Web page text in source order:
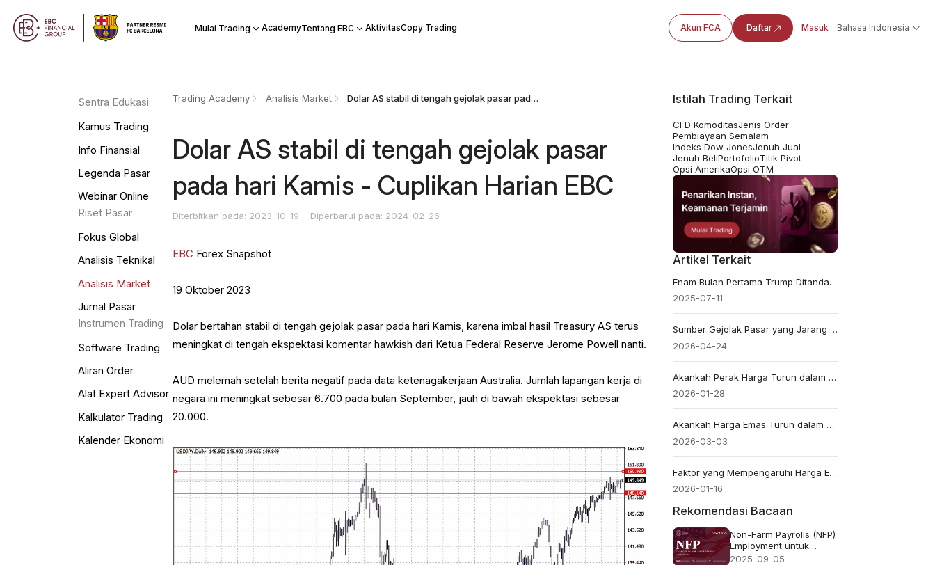
Mulai Trading AcademyTentang EBC AktivitasCopy Trading Akun FCA Daftar Masuk Bahasa Indonesia
Sentra Edukasi
Kamus Trading
Info Finansial
Legenda Pasar
Webinar Online
Riset Pasar
Fokus Global
Analisis Teknikal
Analisis Market
Jurnal Pasar
Instrumen Trading
Software Trading
Aliran Order
Alat Expert Advisor
Kalkulator Trading
Kalender Ekonomi
Trading Academy Analisis Market Dolar AS stabil di tengah gejolak pasar pada hari Kamis - Cuplikan Harian EBC
Dolar AS stabil di tengah gejolak pasar
pada hari Kamis - Cuplikan Harian EBC
Diterbitkan pada: 2023-10-19 Diperbarui pada: 2024-02-26
EBC Forex Snapshot
19 Oktober 2023
Dolar bertahan stabil di tengah gejolak pasar pada hari Kamis, karena imbal hasil Treasury AS terus
meningkat di tengah ekspektasi komentar hawkish dari Ketua Federal Reserve Jerome Powell nanti.
AUD melemah setelah berita negatif pada data ketenagakerjaan Australia. Jumlah lapangan kerja di
negara ini meningkat sebesar 6.700 pada bulan September, jauh di bawah ekspektasi sebesar
20.000.
Istilah Trading Terkait
CFD KomoditasJenis Order
Pembiayaan Semalam
Indeks Dow JonesJenuh Jual
Jenuh BeliPortofolioTitik Pivot
Opsi AmerikaOpsi OTM
Artikel Terkait
Enam Bulan Pertama Trump Ditandai dengan Perintah Eksekutif yang Belum Pernah Terjadi Sebelumnya dan Ketegangan dengan The Fed
2025-07-11
Sumber Gejolak Pasar yang Jarang Disadari
2026-04-24
Akankah Perak Harga Turun dalam Beberapa Hari Mendatang? Analisis Pakar
2026-01-28
Akankah Harga Emas Turun dalam Beberapa Hari Mendatang? Prospek Maret 2026
2026-03-03
Faktor yang Mempengaruhi Harga Emas: Suku Bunga, Dolar, Bank Sentral
2026-01-16
Rekomendasi Bacaan
Non-Farm Payrolls (NFP)
Employment untuk
Agustus 2025 -
2025-09-05